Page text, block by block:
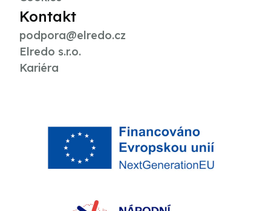
Kontakt
podpora@elredo.cz
Elredo s.r.o.
Kariéra